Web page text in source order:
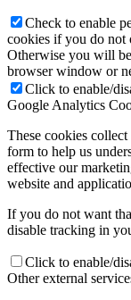
Check to enable
cookies if you do not
Otherwise you will
browser window or
Click to enable/
Google Analytics
These cookies
form to help us
effective our
website and
If you do not want
disable tracking in
Click to enable/
Other external